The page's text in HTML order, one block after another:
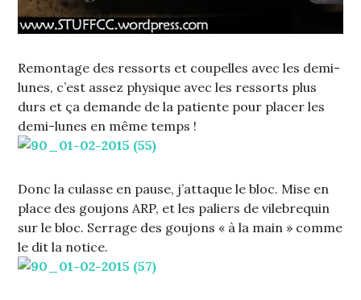
Remontage des ressorts et coupelles avec les demi-
lunes, c’est assez physique avec les ressorts plus
durs et ça demande de la patiente pour placer les
demi-lunes en même temps !
Donc la culasse en pause, j’attaque le bloc. Mise en
place des goujons ARP, et les paliers de vilebrequin
sur le bloc. Serrage des goujons « à la main » comme
le dit la notice.